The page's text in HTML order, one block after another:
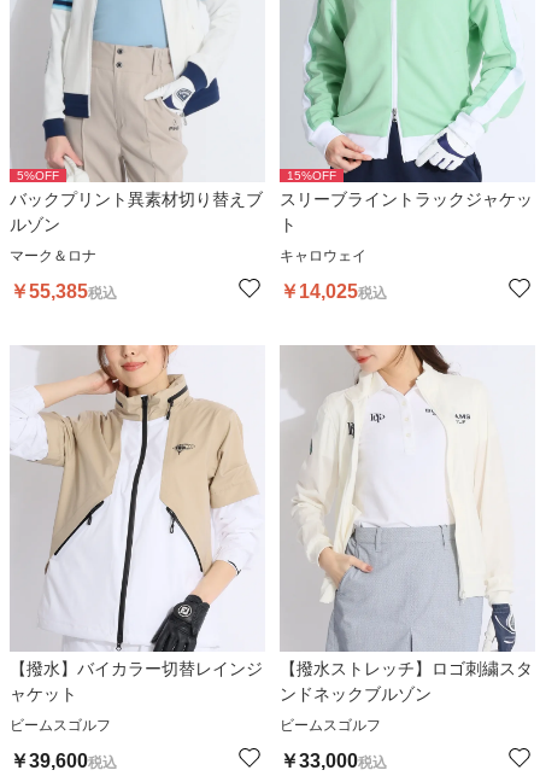
5%OFF
バックプリント異素材切り替えブ
ルゾン
マーク＆ロナ
￥55,385税込
15%OFF
スリーブライントラックジャケッ
ト
キャロウェイ
￥14,025税込
【撥水】バイカラー切替レインジ
ャケット
ビームスゴルフ
￥39,600税込
【撥水ストレッチ】ロゴ刺繍スタ
ンドネックブルゾン
ビームスゴルフ
￥33,000税込